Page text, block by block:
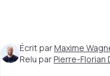
Écrit parMaxime
Relu parPierre-Florian